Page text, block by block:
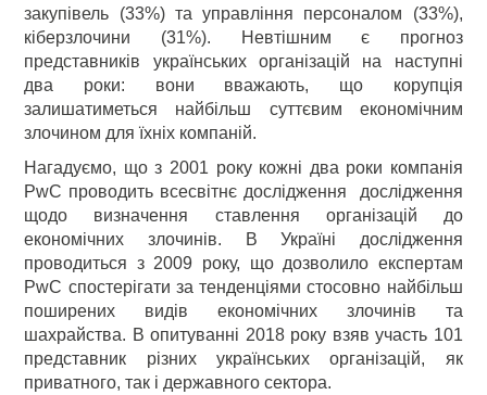
закупівель (33%) та управління персоналом (33%),
кіберзлочини (31%). Невтішним є прогноз
представників українських організацій на наступні
два роки: вони вважають, що корупція
залишатиметься найбільш суттєвим економічним
злочином для їхніх компаній.
Нагадуємо, що з 2001 року кожні два роки компанія
PwC проводить всесвітнє дослідження дослідження
щодо визначення ставлення організацій до
економічних злочинів. В Україні дослідження
проводиться з 2009 року, що дозволило експертам
PwC спостерігати за тенденціями стосовно найбільш
поширених видів економічних злочинів та
шахрайства. В опитуванні 2018 року взяв участь 101
представник різних українських організацій, як
приватного, так і державного сектора.